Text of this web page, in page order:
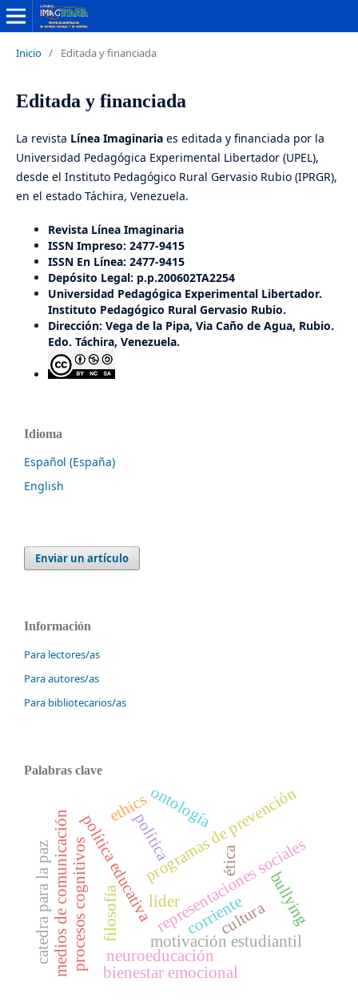
Inicio / Editada y financiada
Editada y financiada
La revista Línea Imaginaria es editada y financiada por la
Universidad Pedagógica Experimental Libertador (UPEL),
desde el Instituto Pedagógico Rural Gervasio Rubio (IPRGR),
en el estado Táchira, Venezuela.
Revista Línea Imaginaria
ISSN Impreso: 2477-9415
ISSN En Línea: 2477-9415
Depósito Legal: p.p.200602TA2254
Universidad Pedagógica Experimental Libertador.
Instituto Pedagógico Rural Gervasio Rubio.
Dirección: Vega de la Pipa, Via Caño de Agua, Rubio.
Edo. Táchira, Venezuela.
Idioma
Español (España)
English
Enviar un artículo
Información
Para lectores/as
Para autores/as
Para bibliotecarios/as
Palabras clave
representaciones sociales
líder
política educativaprogramas de prevención
procesos cognitivos motivación estudiantil
medios de comunicación política ética
ethics
corriente
filosofía
catedra para la paz neuroeducación
ontología
bullying
bienestar emocional
cultura